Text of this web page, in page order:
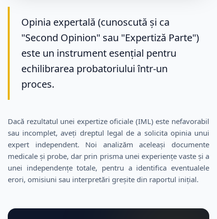
Opinia expertală (cunoscută și ca
"Second Opinion" sau "Expertiză Parte")
este un instrument esențial pentru
echilibrarea probatoriului într-un
proces.
Dacă rezultatul unei expertize oficiale (IML) este nefavorabil
sau incomplet, aveți dreptul legal de a solicita opinia unui
expert independent. Noi analizăm aceleași documente
medicale și probe, dar prin prisma unei experiențe vaste și a
unei independențe totale, pentru a identifica eventualele
erori, omisiuni sau interpretări greșite din raportul inițial.